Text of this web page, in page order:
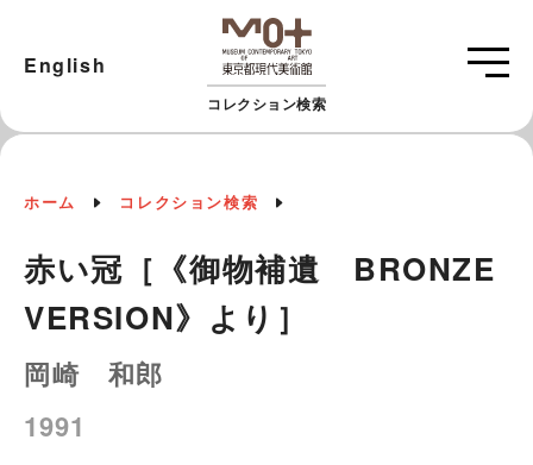
コレクション検索
English
ホーム コレクション検索
赤い冠［《御物補遺 BRONZE
VERSION》より］
岡崎 和郎
1991